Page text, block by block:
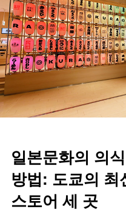
일본문화의 의
방법: 도쿄의 최
스토어 세 곳